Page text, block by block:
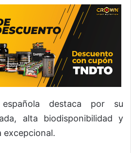
destaca por su
alta biodisponibilidad y
excepcional.